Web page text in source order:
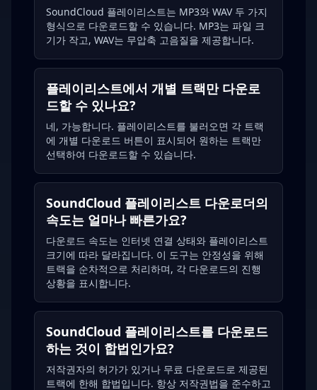
SoundCloud 플레이리스트는 MP3와 WAV 두 가지
형식으로 다운로드할 수 있습니다. MP3는 파일 크
기가 작고, WAV는 무압축 고음질을 제공합니다.
플레이리스트에서 개별 트랙만 다운로
드할 수 있나요?
네, 가능합니다. 플레이리스트를 불러오면 각 트랙
에 개별 다운로드 버튼이 표시되어 원하는 트랙만
선택하여 다운로드할 수 있습니다.
SoundCloud 플레이리스트 다운로더의
속도는 얼마나 빠른가요?
다운로드 속도는 인터넷 연결 상태와 플레이리스트
크기에 따라 달라집니다. 이 도구는 안정성을 위해
트랙을 순차적으로 처리하며, 각 다운로드의 진행
상황을 표시합니다.
SoundCloud 플레이리스트를 다운로드
하는 것이 합법인가요?
저작권자의 허가가 있거나 무료 다운로드로 제공된
트랙에 한해 합법입니다. 항상 저작권법을 준수하고